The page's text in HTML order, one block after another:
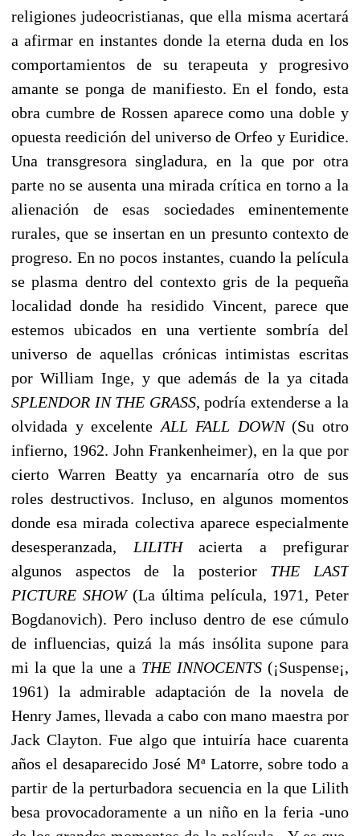
religiones judeocristianas, que ella misma acertará
a afirmar en instantes donde la eterna duda en los
comportamientos de su terapeuta y progresivo
amante se ponga de manifiesto. En el fondo, esta
obra cumbre de Rossen aparece como una doble y
opuesta reedición del universo de Orfeo y Euridice.
Una transgresora singladura, en la que por otra
parte no se ausenta una mirada crítica en torno a la
alienación de esas sociedades eminentemente
rurales, que se insertan en un presunto contexto de
progreso. En no pocos instantes, cuando la película
se plasma dentro del contexto gris de la pequeña
localidad donde ha residido Vincent, parece que
estemos ubicados en una vertiente sombría del
universo de aquellas crónicas intimistas escritas
por William Inge, y que además de la ya citada
SPLENDOR IN THE GRASS, podría extenderse a la
olvidada y excelente ALL FALL DOWN(Su otro
infierno, 1962. John Frankenheimer), en la que por
cierto Warren Beatty ya encarnaría otro de sus
roles destructivos. Incluso, en algunos momentos
donde esa mirada colectiva aparece especialmente
desesperanzada, LILITHacierta a prefigurar
algunos aspectos de la posterior THE LAST
PICTURE SHOW(La última película, 1971, Peter
Bogdanovich). Pero incluso dentro de ese cúmulo
de influencias, quizá la más insólita supone para
mi la que la une a THE INNOCENTS(¡Suspense¡,
1961) la admirable adaptación de la novela de
Henry James, llevada a cabo con mano maestra por
Jack Clayton. Fue algo que intuiría hace cuarenta
años el desaparecido José Mª Latorre, sobre todo a
partir de la perturbadora secuencia en la que Lilith
besa provocadoramente a un niño en la feria -uno